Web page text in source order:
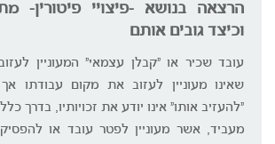
הרצאה בנושא -פיצויי פיטורין-
וכיצד גובים אותם
עובד שכיר או "קבלן עצמאי" המעוניין
שאינו מעוניין לעזוב את מקום עבודתו אך
"להעזיב אותו" אינו יודע את זכויותיו, בדרך
מעביד, אשר מעוניין לפטר עובד או